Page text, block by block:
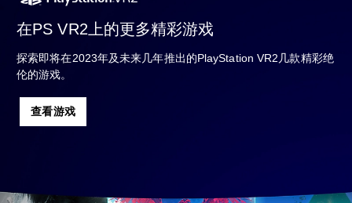
在PS VR2上的更多精彩游戏
探索即将在2023年及未来几年推出的PlayStation VR2几款精彩绝
伦的游戏。
查看游戏